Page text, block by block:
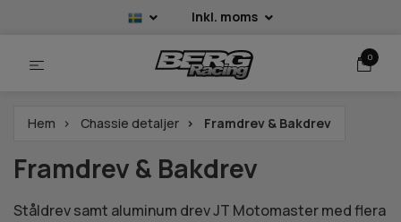
Inkl. moms
0
Hem Chassie detaljer Framdrev & Bakdrev
Framdrev & Bakdrev
Ståldrev samt aluminum drev JT Motomaster med flera